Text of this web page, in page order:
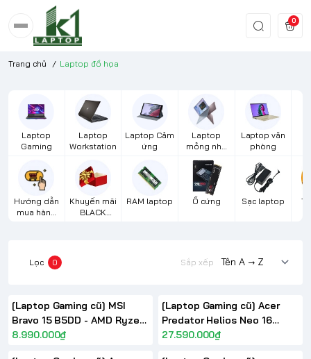
0
Trang chủ / Laptop đồ họa
Laptop
Gaming
Laptop
Workstation
Laptop Cảm
ứng
Laptop
mỏng nhẹ
Laptop văn
phòng
Hướng dẫn
mua hàng
Khuyến mãi
BLACK
RAM laptop Ổ cứng Sạc laptop
Lọc 0 Sắp xếp
[Laptop Gaming cũ] MSI
Bravo 15 B5DD - AMD Ryzen
5 5600H RAM 16GB
8.990.000₫
[Laptop Gaming cũ] Acer
Predator Helios Neo 16
PHN16-72 2024 - Core i7
27.590.000₫